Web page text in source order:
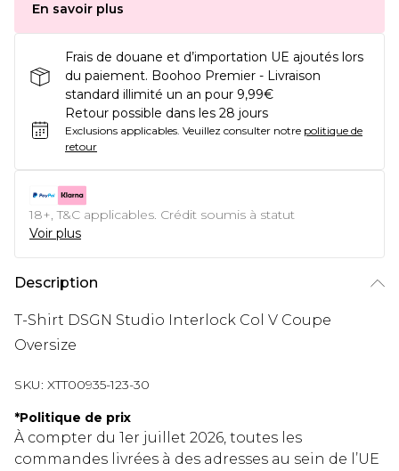
En savoir plus
Frais de douane et d’importation UE ajoutés lors
du paiement. Boohoo Premier - Livraison
standard illimité un an pour 9,99€
Retour possible dans les 28 jours
Exclusions applicables. Veuillez consulter notre politique de
retour
18+, T&C applicables. Crédit soumis à statut
Voir plus
Description
T-Shirt DSGN Studio Interlock Col V Coupe
Oversize
SKU: XTT00935-123-30
*Politique de prix
À compter du 1er juillet 2026, toutes les
commandes livrées à des adresses au sein de l’UE